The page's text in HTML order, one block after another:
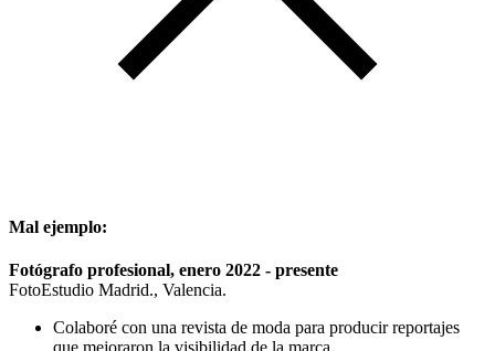
Mal ejemplo:
Fotógrafo profesional, enero 2022 - presente
FotoEstudio Madrid., Valencia.
Colaboré con una revista de moda para producir reportajes
que mejoraron la visibilidad de la marca.